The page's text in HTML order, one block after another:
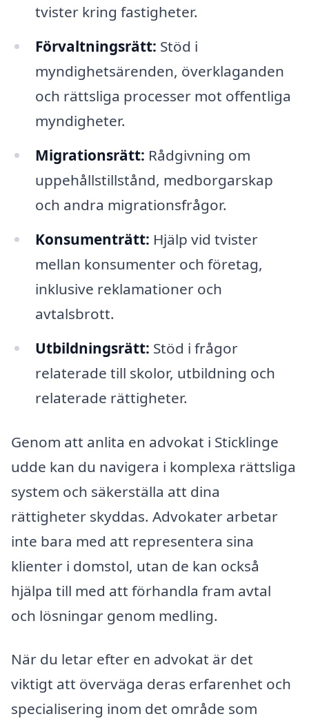
tvister kring fastigheter.
Förvaltningsrätt: Stöd i
myndighetsärenden, överklaganden
och rättsliga processer mot offentliga
myndigheter.
Migrationsrätt: Rådgivning om
uppehållstillstånd, medborgarskap
och andra migrationsfrågor.
Konsumenträtt: Hjälp vid tvister
mellan konsumenter och företag,
inklusive reklamationer och
avtalsbrott.
Utbildningsrätt: Stöd i frågor
relaterade till skolor, utbildning och
relaterade rättigheter.
Genom att anlita en advokat i Sticklinge
udde kan du navigera i komplexa rättsliga
system och säkerställa att dina
rättigheter skyddas. Advokater arbetar
inte bara med att representera sina
klienter i domstol, utan de kan också
hjälpa till med att förhandla fram avtal
och lösningar genom medling.
När du letar efter en advokat är det
viktigt att överväga deras erfarenhet och
specialisering inom det område som